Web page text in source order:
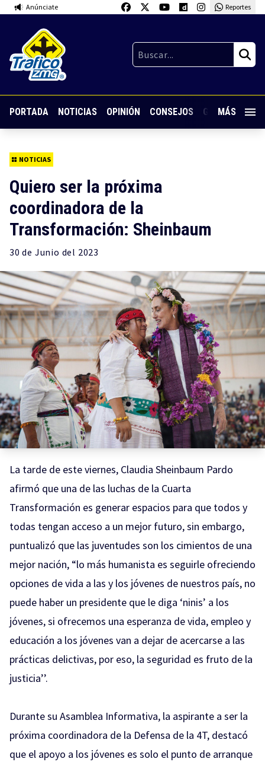
Anúnciate Reportes
PORTADA NOTICIAS OPINIÓN CONSEJOS GUARDIA
MÁS
NOTICIAS
Quiero ser la próxima
coordinadora de la
Transformación: Sheinbaum
30 de Junio del 2023
La tarde de este viernes, Claudia Sheinbaum Pardo
afirmó que una de las luchas de la Cuarta
Transformación es generar espacios para que todos y
todas tengan acceso a un mejor futuro, sin embargo,
puntualizó que las juventudes son los cimientos de una
mejor nación, “lo más humanista es seguirle ofreciendo
opciones de vida a las y los jóvenes de nuestros país, no
puede haber un presidente que le diga ‘ninis’ a los
jóvenes, si ofrecemos una esperanza de vida, empleo y
educación a los jóvenes van a dejar de acercarse a las
prácticas delictivas, por eso, la seguridad es fruto de la
justicia’’.
Durante su Asamblea Informativa, la aspirante a ser la
próxima coordinadora de la Defensa de la 4T, destacó
que el apoyo a los jóvenes es solo el punto de arranque